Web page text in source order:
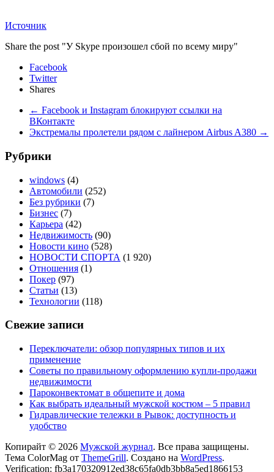
Источник
Share the post "У Skype произошел сбой по всему миру"
Facebook
Twitter
Shares
← Facebook и Instagram блокируют ссылки на
ВКонтакте
Экстремалы пролетели рядом с лайнером Airbus A380 →
Рубрики
windows (4)
Автомобили (252)
Без рубрики (7)
Бизнес (7)
Карьера (42)
Недвижимость (90)
Новости кино (528)
НОВОСТИ СПОРТА (1 920)
Отношения (1)
Покер (97)
Статьи (13)
Технологии (118)
Свежие записи
Переключатели: обзор популярных типов и их
применение
Советы по правильному оформлению купли-продажи
недвижимости
Пароконвектомат в общепите и дома
Как выбрать идеальный мужской костюм – 5 правил
Гидравлические тележки в Рывок: доступность и
удобство
Копирайт © 2026 Мужской журнал. Все права защищены.
Тема ColorMag от ThemeGrill. Создано на WordPress.
Verification: fb3a170320912ed38c65fa0db3bb8a5ed1866153